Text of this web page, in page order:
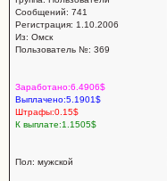
Сообщений: 741
Регистрация: 1.10.2006
Из: Омск
Пользователь №: 369
Заработано:6.4906$
Выплачено:5.1901$
Штрафы:0.15$
К выплате:1.1505$
Пол: мужской